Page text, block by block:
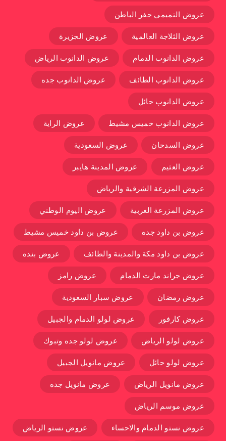
عروض التميمي حفر الباطن
عروض الثلاجة العالمية عروض الجزيرة
عروض الدانوب الدمام عروض الدانوب الرياض
عروض الدانوب الطائف عروض الدانوب جده
عروض الدانوب حائل
عروض الدانوب خميس مشيط عروض الراية
عروض السدحان عروض السعودية
عروض العثيم عروض المدينة هايبر
عروض المزرعة الشرقية والرياض
عروض المزرعة الغربية عروض اليوم الوطني
عروض بن داود جده عروض بن داود خميس مشيط
عروض بن داود مكة والمدينة والطائف عروض بنده
عروض جراند مارت الدمام عروض رامز
عروض رمضان عروض سبار السعودية
عروض كارفور عروض لولو الدمام والجبيل
عروض لولو الرياض عروض لولو جده وتبوك
عروض لولو حائل عروض مانويل الجبيل
عروض مانويل الرياض عروض مانويل جده
عروض موسم الرياض
عروض نستو الدمام والاحساء عروض نستو الرياض